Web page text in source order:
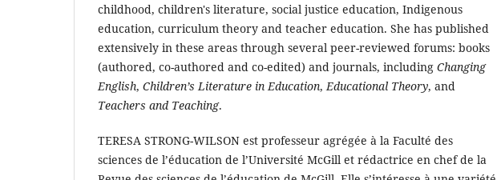
childhood, children's literature, social justice education, Indigenous
education, curriculum theory and teacher education. She has published
extensively in these areas through several peer-reviewed forums: books
(authored, co-authored and co-edited) and journals, including Changing
English, Children’s Literature in Education,Educational Theory, and
Teachers and Teaching.
TERESA STRONG-WILSON est professeur agrégée à la Faculté des
sciences de l’éducation de l’Université McGill et rédactrice en chef de la